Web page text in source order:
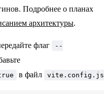
Подробнее о планах
архитектуры.
флаг
--
в файл vite.config.js